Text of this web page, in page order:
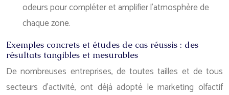
odeurs pour compléter et amplifier l’atmosphère de
chaque zone.
Exemples concrets et études de cas réussis : des
résultats tangibles et mesurables
De nombreuses entreprises, de toutes tailles et de tous
secteurs d’activité, ont déjà adopté le marketing olfactif